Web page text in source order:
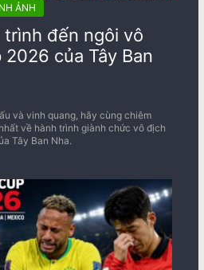
ẢNH
trình đến ngôi vô
của Tây Ban
và vinh quang, hãy cùng chiêm
về ​​hành trình giành chức vô địch
Tây Ban Nha.